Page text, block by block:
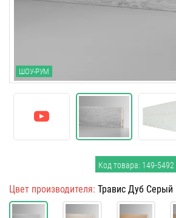
ШОУ-РУМ
Код товара: 149-5492
Цвет производителя: Травис Дуб Серый